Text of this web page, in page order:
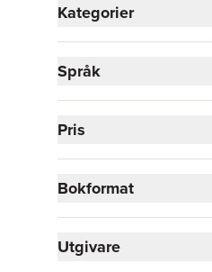
Kategorier
Ekonomi och Ledarskap
Visa fler
Språk
Pris
Bokformat
Utgivare